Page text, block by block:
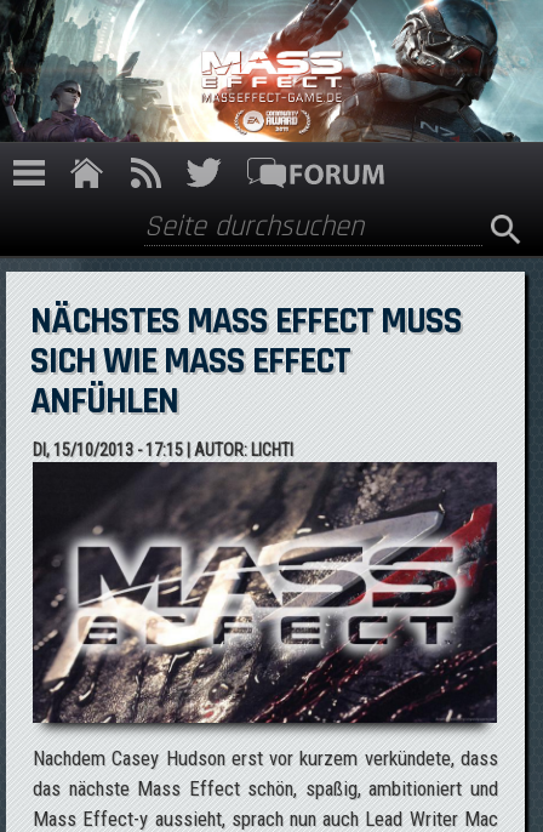
Direkt zum Inhalt
Suchformular
Suche
NÄCHSTES MASS EFFECT MUSS
SICH WIE MASS EFFECT
ANFÜHLEN
DI, 15/10/2013 - 17:15| AUTOR: LICHTI
Nachdem Casey Hudson erst vor kurzem verkündete, dass
das nächste Mass Effect schön, spaßig, ambitioniert und
Mass Effect-y aussieht, sprach nun auch Lead Writer Mac